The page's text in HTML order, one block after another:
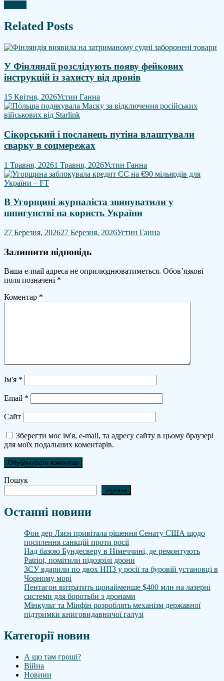
Related Posts
У Фінляндії розслідують появу фейкових
інструкцій із захисту від дронів
15 Квітня, 2026Устин Ганна
Сікорський і посланець путіна влаштували
сварку в соцмережах
1 Травня, 20261 Травня, 2026Устин Ганна
В Угорщині журналіста звинуватили у
шпигунстві на користь України
27 Березня, 202627 Березня, 2026Устин Ганна
Залишити відповідь
Ваша e-mail адреса не оприлюднюватиметься. Обов’язкові
поля позначені *
Коментар *
Ім'я *
Email *
Сайт
Зберегти моє ім'я, e-mail, та адресу сайту в цьому браузері
для моїх подальших коментарів.
Пошук
шукати
Останні новини
Фон дер Ляєн привітала рішення Сенату США щодо
посилення санкцій проти росії
Над базою Бундесверу в Німеччині, де ремонтують
Patriot, помітили підозрілі дрони
ЗСУ вдарили по двох НПЗ у росії та буровій установці в
Чорному морі
Пентагон витратить щонайменше $400 млн на лазерні
системи для боротьби з дронами
Мінкульт та Мінфін розроблять механізм державної
підтримки книговидавничої галузі
Категорії новин
А що там гроші?
Війна
Новини